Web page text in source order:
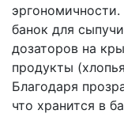
банок для
дозаторов на
продукты
Благодаря
что хранится в